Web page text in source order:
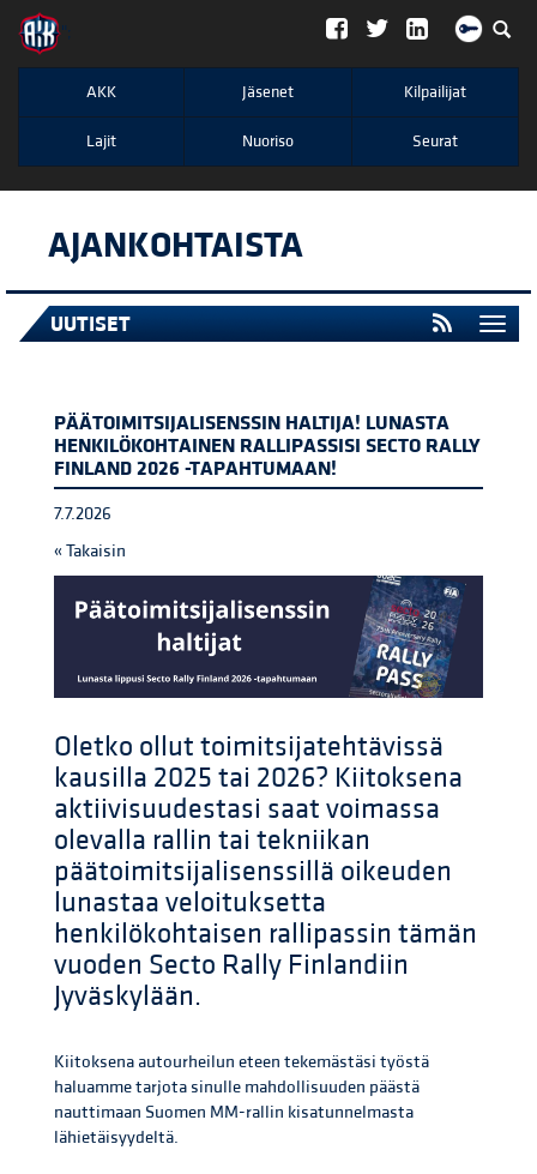
";
AKK Jäsenet Kilpailijat
Lajit Nuoriso Seurat
AJANKOHTAISTA
UUTISET
PÄÄTOIMITSIJALISENSSIN HALTIJA! LUNASTA
HENKILÖKOHTAINEN RALLIPASSISI SECTO RALLY
FINLAND 2026 -TAPAHTUMAAN!
7.7.2026
« Takaisin
Oletko ollut toimitsijatehtävissä
kausilla 2025 tai 2026? Kiitoksena
aktiivisuudestasi saat voimassa
olevalla rallin tai tekniikan
päätoimitsijalisenssillä oikeuden
lunastaa veloituksetta
henkilökohtaisen rallipassin tämän
vuoden Secto Rally Finlandiin
Jyväskylään.
Kiitoksena autourheilun eteen tekemästäsi työstä
haluamme tarjota sinulle mahdollisuuden päästä
nauttimaan Suomen MM-rallin kisatunnelmasta
lähietäisyydeltä.